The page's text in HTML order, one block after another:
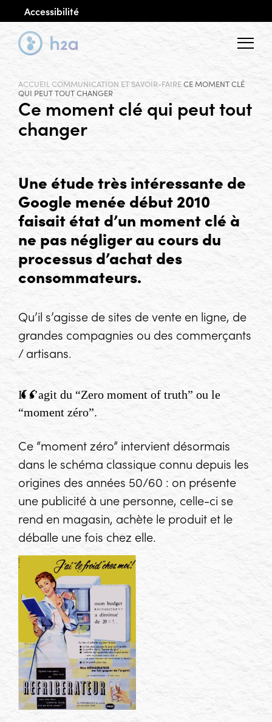
Accessibilité
Menu
ACCUEILCOMMUNICATION ET SAVOIR-FAIRECE MOMENT CLÉ
QUI PEUT TOUT CHANGER
Ce moment clé qui peut tout
changer
Une étude très intéressante de
Google menée début 2010
faisait état d’un moment clé à
ne pas négliger au cours du
processus d’achat des
consommateurs.
Qu’il s’agisse de sites de vente en ligne, de
grandes compagnies ou des commerçants
/ artisans.
Il s’agit du “Zero moment of truth” ou le
“moment zéro”.
Ce “moment zéro” intervient désormais
dans le schéma classique connu depuis les
origines des années 50/60 : on présente
une publicité à une personne, celle-ci se
rend en magasin, achète le produit et le
déballe une fois chez elle.